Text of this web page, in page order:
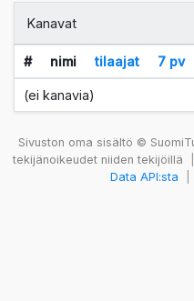
Kanavat
# nimi tilaajat 7 pv
(ei kanavia)
Sivuston oma sisältö ©
tekijänoikeudet niiden tekijöillä
Data API:sta